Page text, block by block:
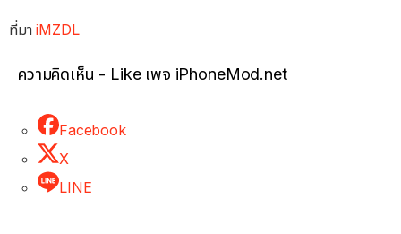
ที่มาiMZDL
ความคิดเห็น - Like เพจ iPhoneMod.net
Facebook
X
LINE